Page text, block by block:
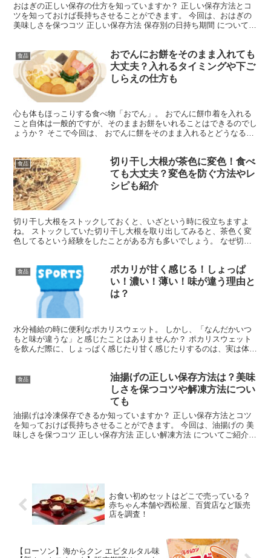
おはぎの正しい保存の仕方を知っていますか？ 正しい保存方法とコ
ツを知っておけば長持ちさせることができます。 今回は、おはぎの
美味しさを保つコツ 正しい保存方法 保存別の日持ち期間 についてご
食品
おでんにお餅をそのまま入れても
大丈夫？入れるタイミングや下ご
しらえの仕方も
心も体もほっこりする食べ物「おでん」。 おでんに餅巾着を入れる
こと自体は一般的ですが、そのままお餅をいれることはできるのでし
ょうか？ そこで今回は、 おでんに餅をそのまま入れるとどうなるか
食品
切り干し大根が茶色に変色！食べ
ても大丈夫？変色を防ぐ方法やレ
シピも紹介
切り干し大根をストックしておくと、いざという時に役立ちますよ
ね。 ストックしていた切り干し大根を取り出してみると、茶色く変
色してるという経験をしたことがある方も多いでしょう。 なぜ切り
食品
ポカリが甘く感じる！しょっぱ
い！濃い！薄い！味が違う理由と
は？
水分補給の時に便利なポカリスウェット。 しかし、「なんだかいつ
もと味が違うな」と感じたことはありませんか？ ポカリスウェット
を飲んだ際に、しょっぱく感じたり甘く感じたりするのは、実は体調
食品
油揚げの正しい保存方法は？美味
しさを保つコツや解凍方法につい
ても
油揚げは冷凍保存できるか知っていますか？ 正しい保存方法とコツ
を知っておけば長持ちさせることができます。 今回は、油揚げの 美
味しさを保つコツ 正しい保存方法 正しい解凍方法 についてご紹介し
お食い初めセットはどこで売っている？
赤ちゃん本舗や西松屋、百貨店など販売
店を調査！
【ローソン】海からクン エビタルタル味